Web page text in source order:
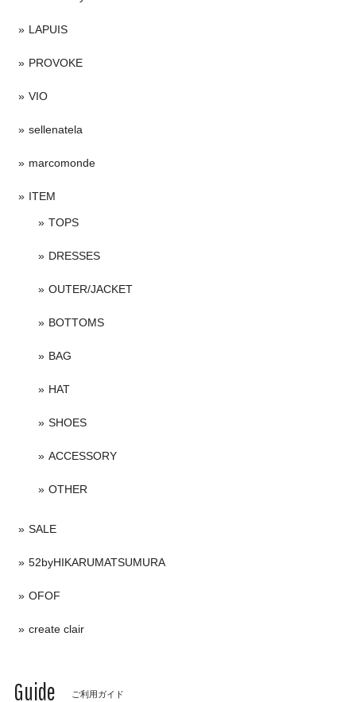
LAPUIS
PROVOKE
VIO
sellenatela
marcomonde
ITEM
TOPS
DRESSES
OUTER/JACKET
BOTTOMS
BAG
HAT
SHOES
ACCESSORY
OTHER
SALE
52byHIKARUMATSUMURA
OFOF
create clair
Guide ご利用ガイド